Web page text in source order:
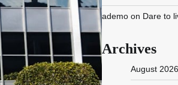
ademoon Dare to
Archives
August 2026